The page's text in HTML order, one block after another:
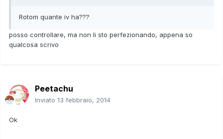
Rotom quante iv ha???
posso controllare, ma non li sto perfezionando, appena so
qualcosa scrivo
Peetachu
Inviato 13 febbraio, 2014
Ok